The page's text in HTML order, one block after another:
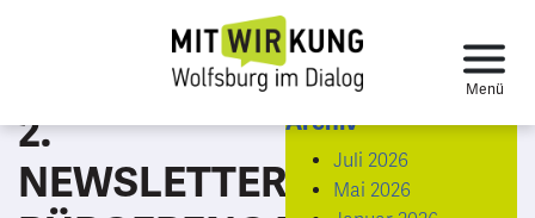
2.
NEWSLETTER
Archiv
Juli 2026
Mai 2026